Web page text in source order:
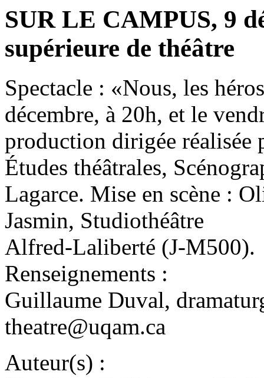
SUR LE CAMPUS, 9
supérieure de théâtre
Spectacle : «Nous, les
décembre, à 20h, et le
production dirigée réalisée
Études théâtrales,
Lagarce. Mise en scène :
Jasmin, Studiothéâtre
Alfred-Laliberté (J-M500).
Renseignements :
Guillaume Duval,
theatre@uqam.ca
Auteur(s) :